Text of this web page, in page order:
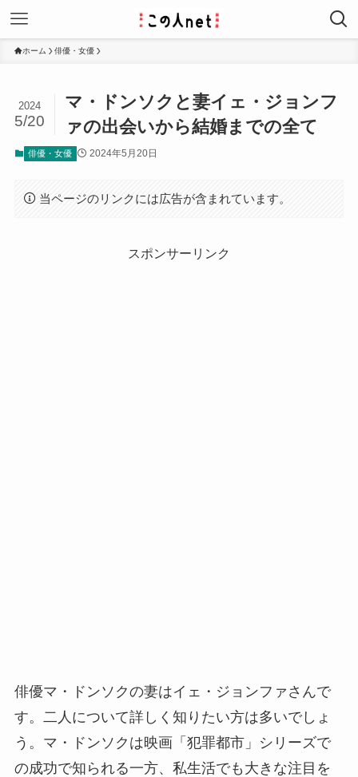
ホーム 俳優・女優
マ・ドンソクと妻イェ・ジョンフ
ァの出会いから結婚までの全て
2024
5/20
俳優・女優 2024年5月20日
当ページのリンクには広告が含まれています。
スポンサーリンク
俳優マ・ドンソクの妻はイェ・ジョンファさんで
す。二人について詳しく知りたい方は多いでしょ
う。マ・ドンソクは映画「犯罪都市」シリーズで
の成功で知られる一方、私生活でも大きな注目を